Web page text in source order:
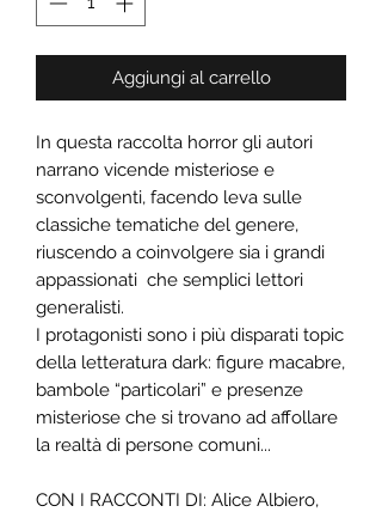
Aggiungi al carrello
In questa raccolta horror gli autori
narrano vicende misteriose e
sconvolgenti, facendo leva sulle
classiche tematiche del genere,
riuscendo a coinvolgere sia i grandi
appassionati che semplici lettori
generalisti.
I protagonisti sono i più disparati topic
della letteratura dark: figure macabre,
bambole “particolari” e presenze
misteriose che si trovano ad affollare
la realtà di persone comuni...
CON I RACCONTI DI: Alice Albiero,